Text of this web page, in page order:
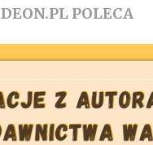
DEON.PL POLECA